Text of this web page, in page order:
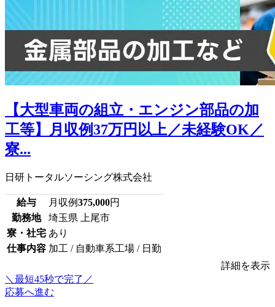
【大型車両の組立・エンジン部品の加
工等】月収例37万円以上／未経験OK／
寮...
日研トータルソーシング株式会社
給与 月収例375,000円
勤務地
埼玉県 上尾市
寮・社宅 あり
仕事内容 加工 / 自動車系工場 / 日勤
詳細を表示
＼最短45秒で完了／
応募へ進む